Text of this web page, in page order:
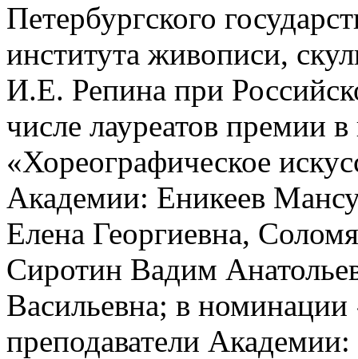
Петербургского
института живописи,
И.Е. Репина при
числе лауреатов премии
«Хореографическое
Академии: Еникеев
Елена Георгиевна,
Сиротин Вадим
Васильевна; в
преподаватели